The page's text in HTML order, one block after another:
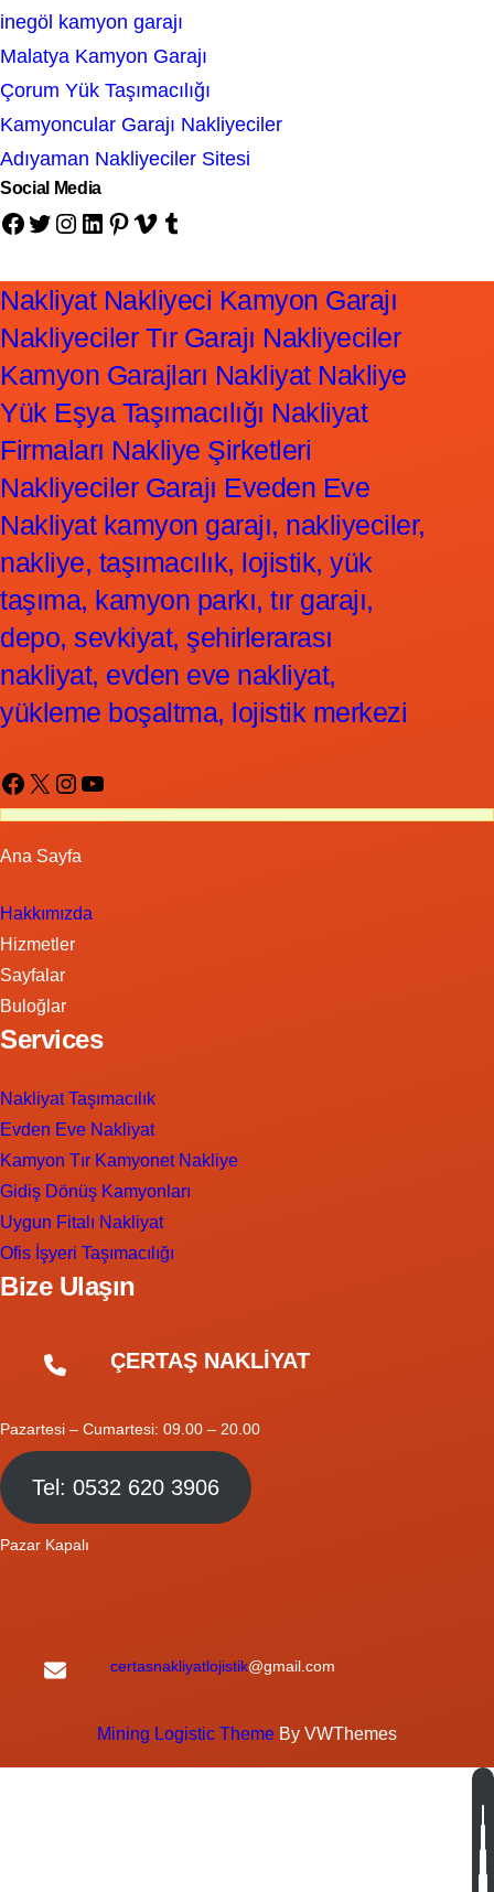
inegöl kamyon garajı
Malatya Kamyon Garajı
Çorum Yük Taşımacılığı
Kamyoncular Garajı Nakliyeciler
Adıyaman Nakliyeciler Sitesi
Social Media
Facebook Twitter Instagram LinkedIn Pinterest Vimeo Tumblr
Nakliyat Nakliyeci Kamyon Garajı
Nakliyeciler Tır Garajı Nakliyeciler
Kamyon Garajları Nakliyat Nakliye
Yük Eşya Taşımacılığı Nakliyat
Firmaları Nakliye Şirketleri
Nakliyeciler Garajı Eveden Eve
Nakliyat kamyon garajı, nakliyeciler,
nakliye, taşımacılık, lojistik, yük
taşıma, kamyon parkı, tır garajı,
depo, sevkiyat, şehirlerarası
nakliyat, evden eve nakliyat,
yükleme boşaltma, lojistik merkezi
Facebook X Instagram YouTube
Ana Sayfa
Hakkımızda
Hizmetler
Sayfalar
Buloğlar
Services
Nakliyat Taşımacılık
Evden Eve Nakliyat
Kamyon Tır Kamyonet Nakliye
Gidiş Dönüş Kamyonları
Uygun Fitalı Nakliyat
Ofis İşyeri Taşımacılığı
Bize Ulaşın
ÇERTAŞ NAKLİYAT
Pazartesi – Cumartesi: 09.00 – 20.00
Tel: 0532 620 3906
Pazar Kapalı
certasnakliyatlojistik@gmail.com
Mining Logistic Theme By VWThemes